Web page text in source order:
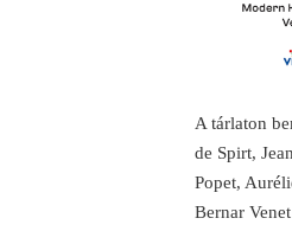
A tárlaton
de Spirt,
Popet,
Bernar